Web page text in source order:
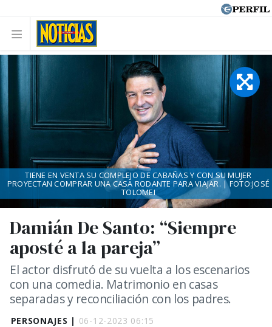
PERSONAJES | 06-12-2023 06:15
Damián De Santo: “Siempre
aposté a la pareja”
El actor disfrutó de su vuelta a los escenarios
con una comedia. Matrimonio en casas
separadas y reconciliación con los padres.
TIENE EN VENTA SU COMPLEJO DE CABAÑAS Y CON SU MUJER
PROYECTAN COMPRAR UNA CASA RODANTE PARA VIAJAR. | FOTO:JOSÉ
TOLOMEI